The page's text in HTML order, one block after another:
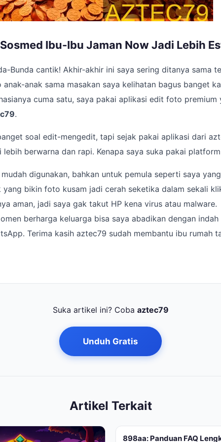
Ibu-Ibu Jaman Now Jadi Lebih
Bunda cantik! Akhir-akhir ini saya sering ditanya sama
anak sama masakan saya kelihatan bagus banget
cuma satu, saya pakai aplikasi edit foto premium
.
soal edit-mengedit, tapi sejak pakai aplikasi dari
berwarna dan rapi. Kenapa saya suka pakai
digunakan, bahkan untuk pemula seperti saya
bikin foto kusam jadi cerah seketika dalam sekali
aman, jadi saya gak takut HP kena virus atau malware.
berharga keluarga bisa saya abadikan dengan
Terima kasih aztec79 sudah membantu ibu rumah
Suka artikel ini? Coba aztec79
Unduh Gratis
Artikel Terkait
898aa: Panduan FAQ